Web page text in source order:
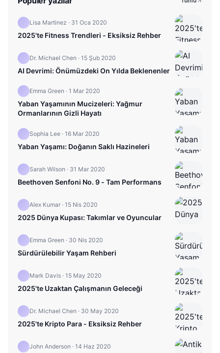
Lisa Martinez · 31 Oca 2020
2025'te Fitness Trendleri - Eksiksiz Rehber
Dr. Michael Chen · 15 Şub 2020
AI Devrimi: Önümüzdeki On Yılda Beklenenler
Emma Green · 1 Mar 2020
Yaban Yaşamının Mucizeleri: Yağmur
Ormanlarının Gizli Hayatı
Sophia Lee · 16 Mar 2020
Yaban Yaşamı: Doğanın Saklı Hazineleri
Sarah Wilson · 31 Mar 2020
Beethoven Senfoni No. 9 - Tam Performans
Alex Kumar · 15 Nis 2020
2025 Dünya Kupası: Takımlar ve Oyuncular
Emma Green · 30 Nis 2020
Sürdürülebilir Yaşam Rehberi
Mark Davis · 15 May 2020
2025'te Uzaktan Çalışmanın Geleceği
Dr. Michael Chen · 30 May 2020
2025'te Kripto Para - Eksiksiz Rehber
John Anderson · 14 Haz 2020